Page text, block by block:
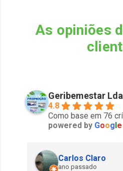
As opiniões
Geribemestar Lda
4.8
Como base em 76
powered by Google
Carlos Claro
ano passado